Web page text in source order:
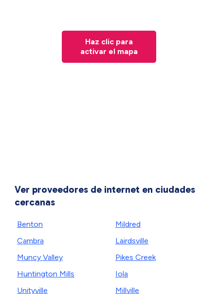
Haz clic para
activar el mapa
Ver proveedores de internet en ciudades
cercanas
Benton
Cambra
Muncy Valley
Huntington Mills
Unityville
Mildred
Lairdsville
Pikes Creek
Iola
Millville